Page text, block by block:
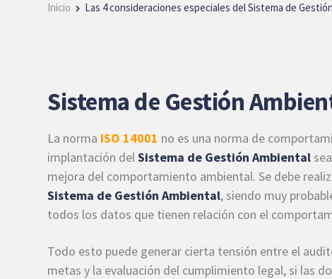
Inicio Las 4 consideraciones especiales del Sistema de
Sistema de Gestión
La norma ISO 14001 no es una norma de
implantación delSistema de Gestión Ambiental
mejora del comportamiento ambiental. Se debe
Sistema de Gestión Ambiental, siendo muy
todos los datos que tienen relación con el
Todo esto puede generar cierta tensión entre el
metas y la evaluación del cumplimiento legal, si las